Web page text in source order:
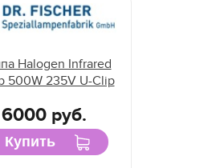
Halogen Infrared
500W 235V U-Clip
6000 руб.
Купить